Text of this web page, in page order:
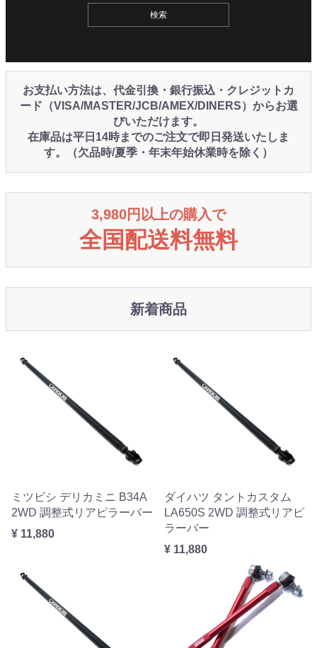
お支払い方法は、代金引換・銀行振込・クレジットカ
ード（VISA/MASTER/JCB/AMEX/DINERS）からお選
びいただけます。
在庫品は平日14時までのご注文で即日発送いたしま
す。（欠品時/夏季・年末年始休業時を除く）
3,980円以上の購入で
全国配送料無料
新着商品
ミツビシ デリカミニ B34A
2WD 調整式リアピラーバー
¥ 11,880
ダイハツ タントカスタム
LA650S 2WD 調整式リアピ
ラーバー
¥ 11,880